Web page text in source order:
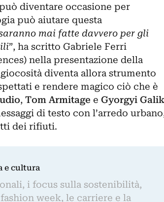
diventare occasione per
può aiutare questa
mai fatte davvero per gli
”, ha scritto Gabriele Ferri
nella presentazione della
diventa allora strumento
e rendere magico ciò che è
, Tom Armitage e Gyorgyi
di testo con l’arredo
dei rifiuti.
e cultura
i focus sulla sostenibilità,
week, le carriere e la